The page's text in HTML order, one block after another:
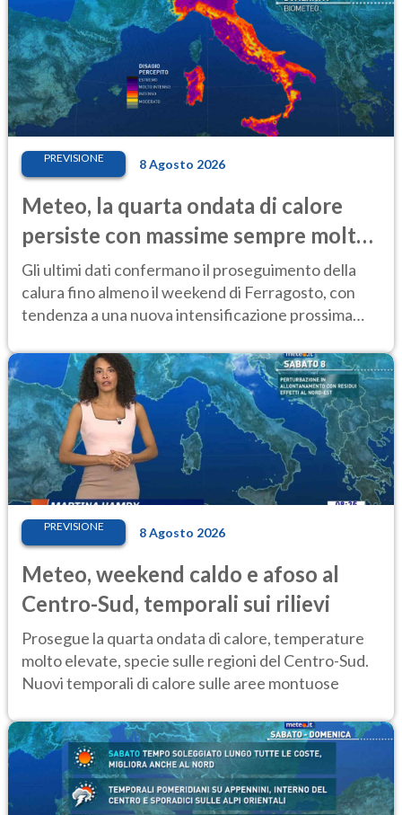
PREVISIONE 8 Agosto 2026
Meteo, la quarta ondata di calore
persiste con massime sempre molto
elevate
Gli ultimi dati confermano il proseguimento della
calura fino almeno il weekend di Ferragosto, con
tendenza a una nuova intensificazione prossima
PREVISIONE 8 Agosto 2026
Meteo, weekend caldo e afoso al
Centro-Sud, temporali sui rilievi
Prosegue la quarta ondata di calore, temperature
molto elevate, specie sulle regioni del Centro-Sud.
Nuovi temporali di calore sulle aree montuose